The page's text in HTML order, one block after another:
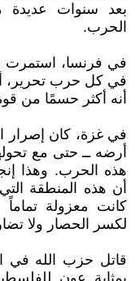
بعد سنوات
الحرب.
في فرنسا، استمرت
في كل حرب تحرير،
أنه أكثر حسمًا من قوة
في غزة، كان إصرار
أرضه ــ حتى مع
هذه الحرب. وهذا
كانت معزولة
لكسر الحصار ولا
قاتل حزب الله في